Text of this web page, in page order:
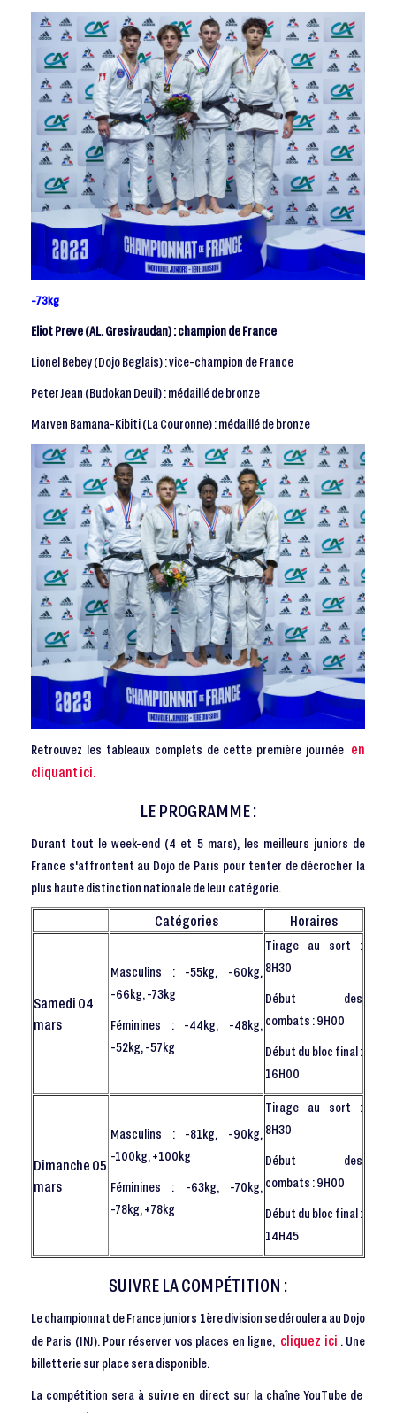
-73kg
Eliot Preve (AL. Gresivaudan) : champion de France
Lionel Bebey (Dojo Beglais) : vice-champion de France
Peter Jean (Budokan Deuil) : médaillé de bronze
Marven Bamana-Kibiti (La Couronne) : médaillé de bronze
Retrouvez les tableaux complets de cette première journée en
cliquant ici.
LE PROGRAMME :
Durant tout le week-end (4 et 5 mars), les meilleurs juniors de
France s'affrontent au Dojo de Paris pour tenter de décrocher la
plus haute distinction nationale de leur catégorie.
Catégories Horaires
Samedi 04
mars
Masculins : -55kg, -60kg,
-66kg, -73kg
Féminines : -44kg, -48kg,
-52kg, -57kg
Tirage au sort :
8H30
Début des
combats : 9H00
Début du bloc final :
16H00
Dimanche 05
mars
Masculins : -81kg, -90kg,
-100kg, +100kg
Féminines : -63kg, -70kg,
-78kg, +78kg
Tirage au sort :
8H30
Début des
combats : 9H00
Début du bloc final :
14H45
SUIVRE LA COMPÉTITION :
Le championnat de France juniors 1ère division se déroulera au Dojo
de Paris (INJ). Pour réserver vos places en ligne, cliquez ici . Une
billetterie sur place sera disponible.
La compétition sera à suivre en direct sur la chaîne YouTube de